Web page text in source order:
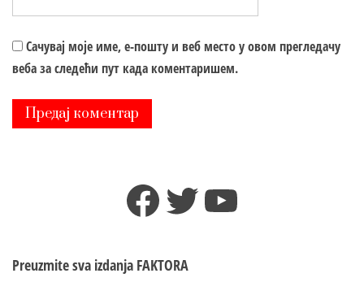
Сачувај моје име, е-пошту и веб место у овом прегледачу
веба за следећи пут када коментаришем.
Facebook
TwitterYouTube
Preuzmite sva izdanja FAKTORA